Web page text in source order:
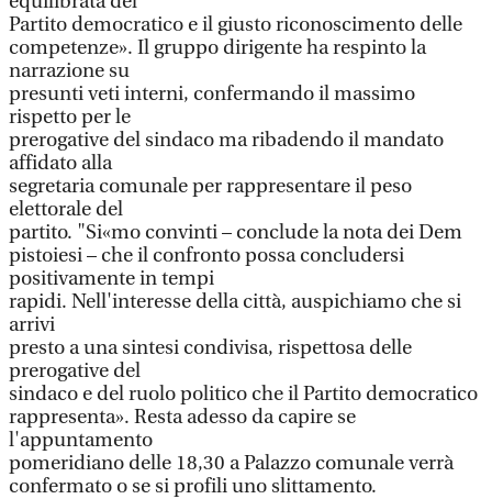
Partito democratico e il giusto riconoscimento delle
competenze». Il gruppo dirigente ha respinto la
narrazione su
presunti veti interni, confermando il massimo
rispetto per le
prerogative del sindaco ma ribadendo il mandato
affidato alla
segretaria comunale per rappresentare il peso
elettorale del
partito. "Si«mo convinti – conclude la nota dei Dem
pistoiesi – che il confronto possa concludersi
positivamente in tempi
rapidi. Nell'interesse della città, auspichiamo che si
arrivi
presto a una sintesi condivisa, rispettosa delle
prerogative del
sindaco e del ruolo politico che il Partito democratico
rappresenta». Resta adesso da capire se
l'appuntamento
pomeridiano delle 18,30 a Palazzo comunale verrà
confermato o se si profili uno slittamento.